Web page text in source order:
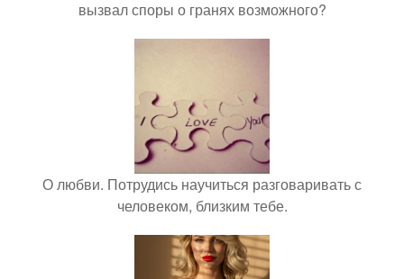
вызвал споры о гранях возможного?
О любви. Потрудись научиться разговаривать с
человеком, близким тебе.